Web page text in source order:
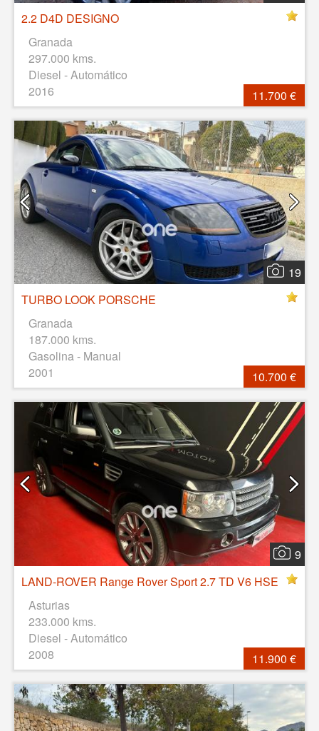
2.2 D4D DESIGNO
Granada
297.000 kms.
Diesel - Automático
2016
11.700 €
19
TURBO LOOK PORSCHE
Granada
187.000 kms.
Gasolina - Manual
2001
10.700 €
9
LAND-ROVER Range Rover Sport 2.7 TD V6 HSE
Asturias
233.000 kms.
Diesel - Automático
2008
11.900 €